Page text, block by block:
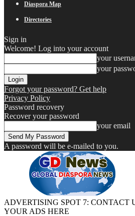
Diaspora Map
Directories
Sign in
Welcome! Log into your account
your
your
Forgot your password? Get help
Privacy Policy
Password recovery
Recover your password
your email
A password will be e-mailed to you.
ADVERTISING SPOT 7: CONTACT
YOUR ADS HERE